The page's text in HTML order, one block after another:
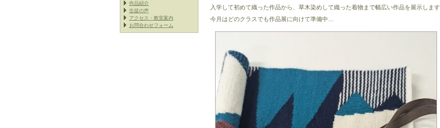
作品紹介
生徒の声
アクセス・教室案内
お問合わせフォーム
入学して初めて織った作品から、草木染めして織った着物まで幅広い作品を展示しま
今月はどのクラスでも作品展に向けて準備中…